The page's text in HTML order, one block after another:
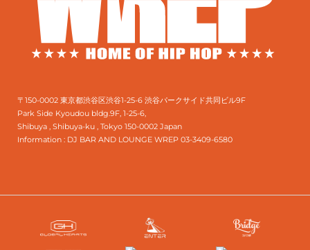
〒150-0002 東京都渋谷区渋谷1-25-6 渋谷パークサイド共同ビル9F
Park Side Kyoudou bldg.9F, 1-25-6,
Shibuya , Shibuya-ku , Tokyo 150-0002 Japan
Information : DJ BAR AND LOUNGE WREP 03-3409-6580